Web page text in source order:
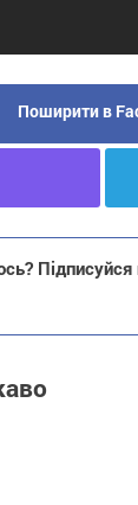
Поширити в